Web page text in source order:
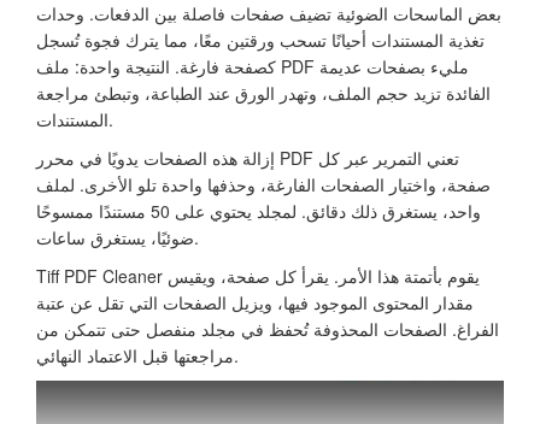
بعض الماسحات الضوئية تضيف صفحات فاصلة بين الدفعات. وحدات
تغذية المستندات أحيانًا تسحب ورقتين معًا، مما يترك فجوة تُسجل
كصفحة فارغة. النتيجة واحدة: ملف PDF مليء بصفحات عديمة
الفائدة تزيد حجم الملف، وتهدر الورق عند الطباعة، وتبطئ مراجعة
المستندات.
إزالة هذه الصفحات يدويًا في محرر PDF تعني التمرير عبر كل
صفحة، واختيار الصفحات الفارغة، وحذفها واحدة تلو الأخرى. لملف
واحد، يستغرق ذلك دقائق. لمجلد يحتوي على 50 مستندًا ممسوحًا
ضوئيًا، يستغرق ساعات.
Tiff PDF Cleaner يقوم بأتمتة هذا الأمر. يقرأ كل صفحة، ويقيس
مقدار المحتوى الموجود فيها، ويزيل الصفحات التي تقل عن عتبة
الفراغ. الصفحات المحذوفة تُحفظ في مجلد منفصل حتى تتمكن من
مراجعتها قبل الاعتماد النهائي.